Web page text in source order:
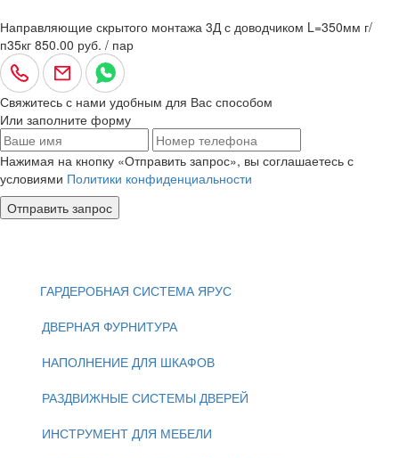
Направляющие скрытого монтажа 3Д с доводчиком L=350мм г/
п35кг 850.00 руб. / пар
Свяжитесь с нами удобным для Вас способом
Или заполните форму
Нажимая на кнопку «Отправить запрос», вы соглашаетесь с
условиями Политики конфиденциальности
Отправить запрос
ГАРДЕРОБНАЯ СИСТЕМА ЯРУС
ДВЕРНАЯ ФУРНИТУРА
НАПОЛНЕНИЕ ДЛЯ ШКАФОВ
РАЗДВИЖНЫЕ СИСТЕМЫ ДВЕРЕЙ
ИНСТРУМЕНТ ДЛЯ МЕБЕЛИ